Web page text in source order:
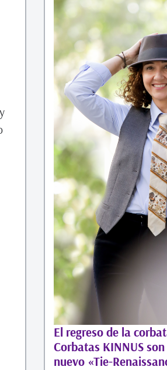
El regreso de la
Corbatas KINNUS
nuevo «Tie-